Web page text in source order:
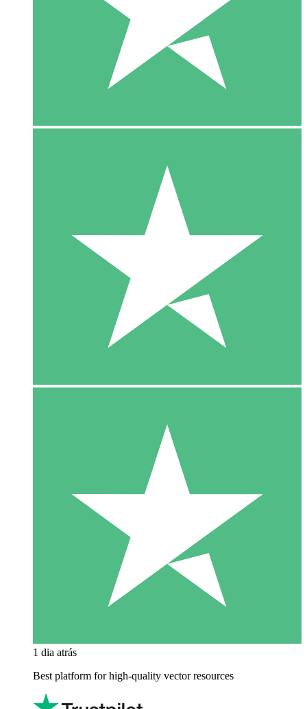
1 dia atrás
Best platform for high-quality vector resources